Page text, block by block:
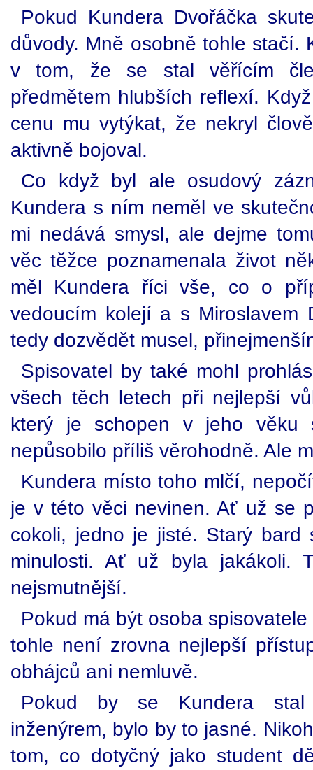
Pokud Kundera Dvořáčka
důvody. Mně osobně tohle stačí.
v tom, že se stal věřícím
předmětem hlubších reflexí.
cenu mu vytýkat, že nekryl
aktivně bojoval.
Co když byl ale osudový
Kundera s ním neměl ve
mi nedává smysl, ale dejme
věc těžce poznamenala život
měl Kundera říci vše, co o
vedoucím kolejí a s Miroslavem
tedy dozvědět musel,
Spisovatel by také mohl
všech těch letech při nejlepší
který je schopen v jeho věku
nepůsobilo příliš věrohodně. Ale
Kundera místo toho mlčí,
je v této věci nevinen. Ať už se
cokoli, jedno je jisté. Starý
minulosti. Ať už byla
nejsmutnější.
Pokud má být osoba
tohle není zrovna nejlepší
obhájců ani nemluvě.
Pokud by se Kundera stal
inženýrem, bylo by to jasné.
tom, co dotyčný jako student